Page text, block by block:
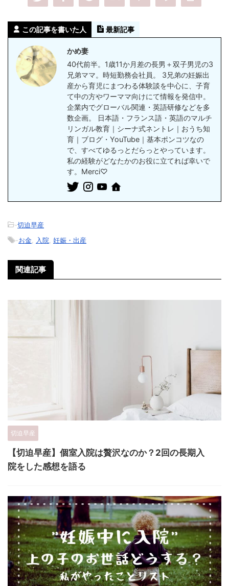
この記事を書いた人 最新記事
かめ妻
40代前半。1歳11か月差の長男＋双子男児の3
兄弟ママ。時短勤務会社員。 3兄弟の妊娠出
産から育児にまつわる体験談を中心に、子育
て中の方やワーママ向けにて情報を発信中。
企業内でグローバル関連・英語研修などを多
数企画。 日本語・フランス語・英語のマルチ
リンガル教育｜シーナ式ネントレ｜おうち知
育｜ブログ・YouTube｜基本ポンコツなの
で、すべてゆるっとだらっとやっています。
私の経験がどなたかのお役に立てれば幸いで
す。Merci♡
-切迫早産
-お金, 入院, 妊娠・出産
関連記事
切迫早産
【切迫早産】個室入院は贅沢なのか？2回の長期入
院をした感想を語る